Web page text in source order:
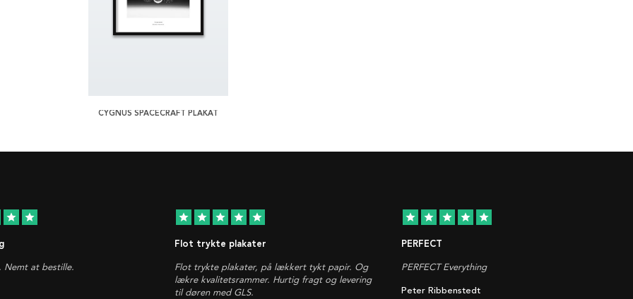
CYGNUS SPACECRAFT PLAKAT
star star
Nemt at bestille.
star star star star star
Flot trykte plakater
Flot trykte plakater, på lækkert tykt papir. Og
lækre kvalitetsrammer. Hurtig fragt og levering
til døren med GLS.
star star star star star
PERFECT
PERFECT Everything
Peter Ribbenstedt